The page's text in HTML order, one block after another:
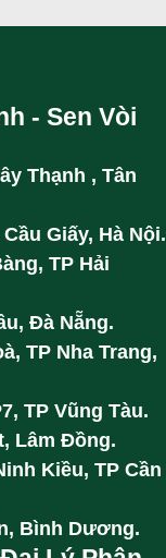
- Sen Vòi
Thạnh , Tân
Giấy, Hà Nội.
TP Hải
Đà Nẵng.
TP Nha Trang,
TP Vũng Tàu.
Lâm Đồng.
Kiều, TP Cần
Bình Dương.